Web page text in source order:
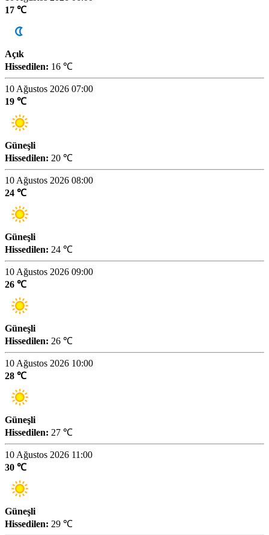
17 ℃
Açık
Hissedilen: 16 ℃
10 Ağustos 2026 07:00
19 ℃
Güneşli
Hissedilen: 20 ℃
10 Ağustos 2026 08:00
24 ℃
Güneşli
Hissedilen: 24 ℃
10 Ağustos 2026 09:00
26 ℃
Güneşli
Hissedilen: 26 ℃
10 Ağustos 2026 10:00
28 ℃
Güneşli
Hissedilen: 27 ℃
10 Ağustos 2026 11:00
30 ℃
Güneşli
Hissedilen: 29 ℃